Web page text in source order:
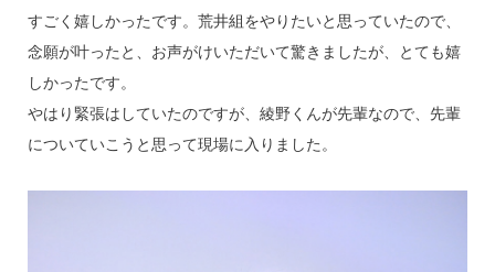
すごく嬉しかったです。荒井組をやりたいと思っていたので、
念願が叶ったと、お声がけいただいて驚きましたが、とても嬉
しかったです。
やはり緊張はしていたのですが、綾野くんが先輩なので、先輩
についていこうと思って現場に入りました。